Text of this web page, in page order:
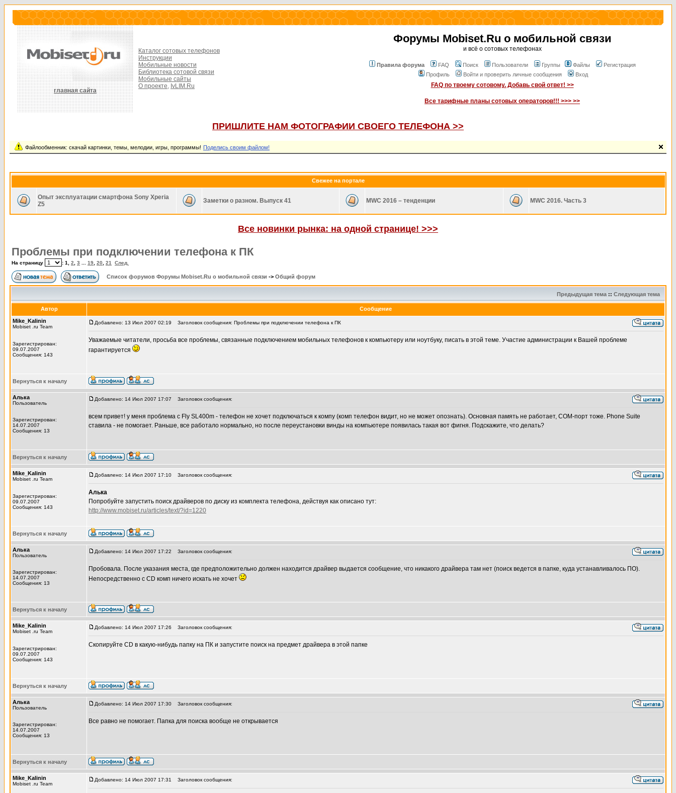
главная сайта
Каталог сотовых телефонов
Инструкции
Мобильные новости
Библиотека сотовой связи
Мобильные сайты
О проекте, IvLIM.Ru
Форумы Mobiset.Ru о мобильной связи
и всё о сотовых телефонах
Правила форума FAQ Поиск Пользователи Группы Файлы
Регистрация
Профиль
Войти и проверить личные сообщения Вход
FAQ по твоему сотовому. Добавь свой ответ! >>
Все тарифные планы сотовых операторов!!! >>> >>
ПРИШЛИТЕ НАМ ФОТОГРАФИИ СВОЕГО ТЕЛЕФОНА >>
Файлообменник: скачай картинки, темы, мелодии, игры, программы! Поделись своим файлом!
Свежее на портале
Опыт эксплуатации смартфона Sony Xperia
Z5
Заметки о разном. Выпуск 41 MWC 2016 – тенденции MWC 2016. Часть 3
Все новинки рынка: на одной странице! >>>
Проблемы при подключении телефона к ПК
На страницу : 1 2 3 19 20 21 След.
Список форумов Форумы Mobiset.Ru о мобильной связи -> Общий форум
Предыдущая тема :: Следующая тема
Автор
Сообщение
Mike_Kalinin
Mobiset .ru Team
Зарегистрирован:
09.07.2007
Сообщения: 143
Добавлено: 13 Июл 2007 02:19 Заголовок сообщения: Проблемы при подключении телефона к ПК
Уважаемые читатели, просьба все проблемы, связанные подключением мобильных телефонов к компьютеру или ноутбуку, писать в этой теме. Участие администрации к Вашей проблеме
гарантируется
Вернуться к началу
Алька
Пользователь
Зарегистрирован:
14.07.2007
Сообщения: 13
Добавлено: 14 Июл 2007 17:07 Заголовок сообщения:
всем привет! у меня проблема с Fly SL400m - телефон не хочет подключаться к компу (комп телефон видит, но не может опознать). Основная память не работает, СОМ-порт тоже. Phone Suite
ставила - не помогает. Раньше, все работало нормально, но после переустановки винды на компьютере появилась такая вот фигня. Подскажите, что делать?
Вернуться к началу
Mike_Kalinin
Mobiset .ru Team
Зарегистрирован:
09.07.2007
Сообщения: 143
Добавлено: 14 Июл 2007 17:10 Заголовок сообщения:
Алька
Попробуйте запустить поиск драйверов по диску из комплекта телефона, действуя как описано тут:
http://www.mobiset.ru/articles/text/?id=1220
Вернуться к началу
Алька
Пользователь
Зарегистрирован:
14.07.2007
Сообщения: 13
Добавлено: 14 Июл 2007 17:22 Заголовок сообщения:
Пробовала. После указания места, где предположительно должен находится драйвер выдается сообщение, что никакого драйвера там нет (поиск ведется в папке, куда устанавливалось ПО).
Непосредственно с CD комп ничего искать не хочет
Вернуться к началу
Mike_Kalinin
Mobiset .ru Team
Зарегистрирован:
09.07.2007
Сообщения: 143
Добавлено: 14 Июл 2007 17:26 Заголовок сообщения:
Скопируйте CD в какую-нибудь папку на ПК и запустите поиск на предмет драйвера в этой папке
Вернуться к началу
Алька
Пользователь
Зарегистрирован:
14.07.2007
Сообщения: 13
Добавлено: 14 Июл 2007 17:30 Заголовок сообщения:
Все равно не помогает. Папка для поиска вообще не открывается
Вернуться к началу
Mike_Kalinin
Mobiset .ru Team
Добавлено: 14 Июл 2007 17:31 Заголовок сообщения: